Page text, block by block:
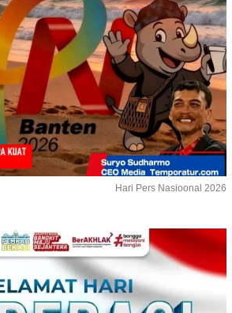
Hari Pers Nasioonal 2026